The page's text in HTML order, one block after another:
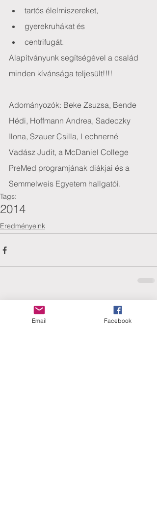
tartós élelmiszereket,
gyerekruhákat és
centrifugát.
Alapítványunk segítségével a család
minden kívánsága teljesült!!!!
Adományozók: Beke Zsuzsa, Bende
Hédi, Hoffmann Andrea, Sadeczky
Ilona, Szauer Csilla, Lechnerné
Vadász Judit, a McDaniel College
PreMed programjának diákjai és a
Semmelweis Egyetem hallgatói.
Tags:
2014
Eredményeink
Comments
Email Facebook